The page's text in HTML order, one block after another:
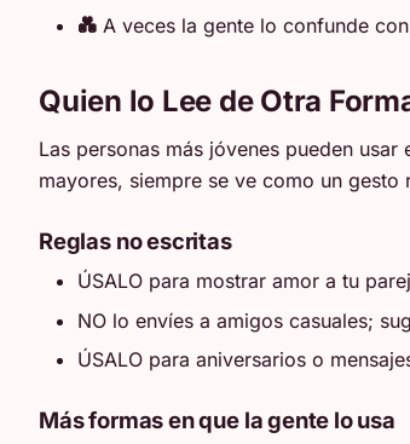
💑 A veces la gente lo confunde
Quien lo Lee de Otra
Las personas más jóvenes pueden
mayores, siempre se ve como un gesto
Reglas no escritas
ÚSALO para mostrar amor a tu
NO lo envíes a amigos casuales;
ÚSALO para aniversarios o
Más formas en que la gente lo usa